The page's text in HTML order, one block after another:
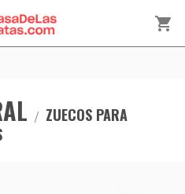
shopping_cart
ZUECOS PARA